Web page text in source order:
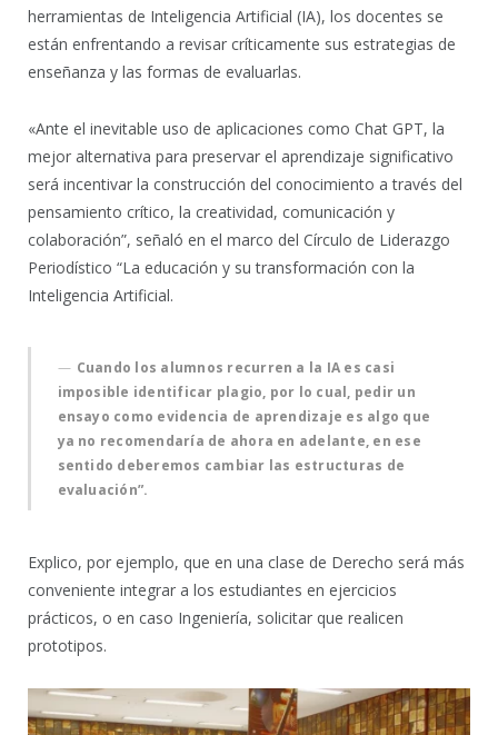
herramientas de Inteligencia Artificial (IA), los docentes se
están enfrentando a revisar críticamente sus estrategias de
enseñanza y las formas de evaluarlas.
«Ante el inevitable uso de aplicaciones como Chat GPT, la
mejor alternativa para preservar el aprendizaje significativo
será incentivar la construcción del conocimiento a través del
pensamiento crítico, la creatividad, comunicación y
colaboración”, señaló en el marco del Círculo de Liderazgo
Periodístico “La educación y su transformación con la
Inteligencia Artificial.
Cuando los alumnos recurren a la IA es casi
imposible identificar plagio, por lo cual, pedir un
ensayo como evidencia de aprendizaje es algo que
ya no recomendaría de ahora en adelante, en ese
sentido deberemos cambiar las estructuras de
evaluación”.
Explico, por ejemplo, que en una clase de Derecho será más
conveniente integrar a los estudiantes en ejercicios
prácticos, o en caso Ingeniería, solicitar que realicen
prototipos.